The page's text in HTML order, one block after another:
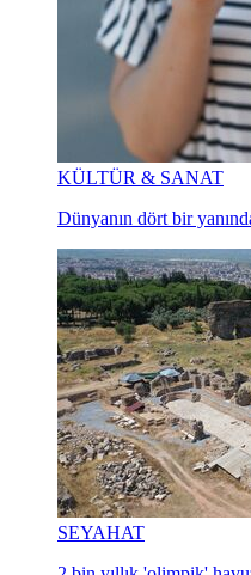
KÜLTÜR & SANAT
Dünyanın dört bir
SEYAHAT